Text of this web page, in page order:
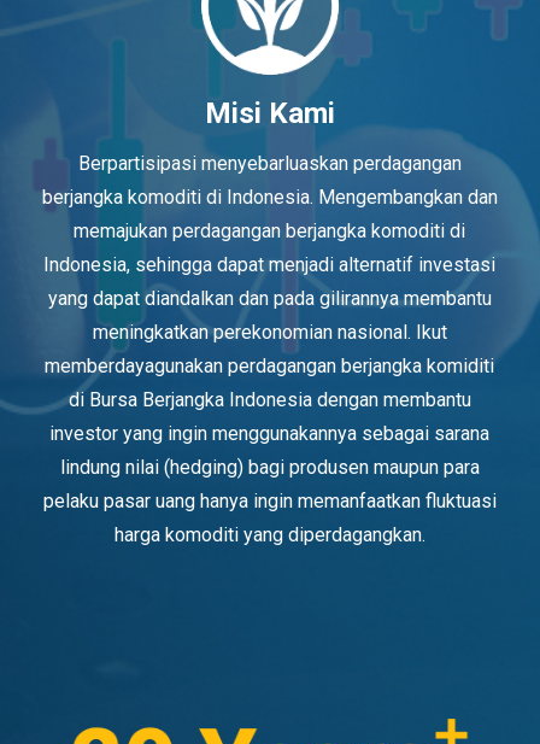
Misi Kami
Berpartisipasi menyebarluaskan perdagangan
berjangka komoditi di Indonesia. Mengembangkan dan
memajukan perdagangan berjangka komoditi di
Indonesia, sehingga dapat menjadi alternatif investasi
yang dapat diandalkan dan pada gilirannya membantu
meningkatkan perekonomian nasional. Ikut
memberdayagunakan perdagangan berjangka komiditi
di Bursa Berjangka Indonesia dengan membantu
investor yang ingin menggunakannya sebagai sarana
lindung nilai (hedging) bagi produsen maupun para
pelaku pasar uang hanya ingin memanfaatkan fluktuasi
harga komoditi yang diperdagangkan.